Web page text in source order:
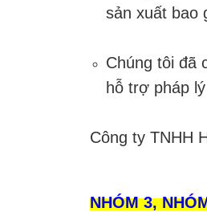
sản xuất bao
Chúng tôi đã
hỗ trợ pháp lý
Công ty TNHH
NHÓM 3,